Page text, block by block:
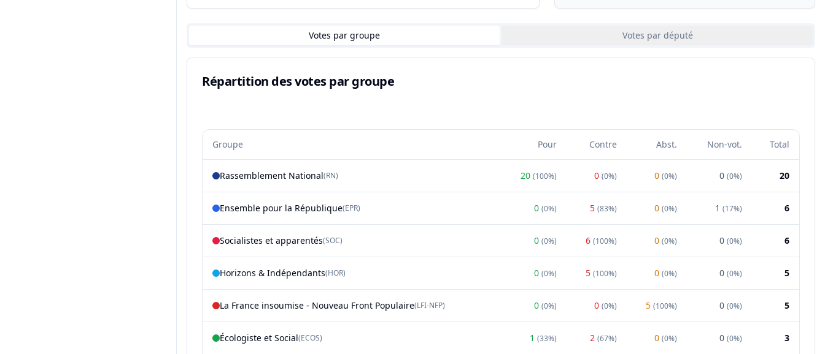
Votes par groupe Votes par député
Répartition des votes par groupe
Groupe Pour Contre Abst. Non-vot. Total
Rassemblement National(RN) 20 (100%) 0 (0%) 0 (0%) 0 (0%) 20
Ensemble pour la République(EPR) 0 (0%) 5 (83%) 0 (0%) 1 (17%) 6
Socialistes et apparentés(SOC) 0 (0%) 6 (100%) 0 (0%) 0 (0%) 6
Horizons & Indépendants(HOR) 0 (0%) 5 (100%) 0 (0%) 0 (0%) 5
La France insoumise - Nouveau Front Populaire(LFI-NFP) 0 (0%) 0 (0%) 5 (100%) 0 (0%) 5
Écologiste et Social(ECOS) 1 (33%) 2 (67%) 0 (0%) 0 (0%) 3